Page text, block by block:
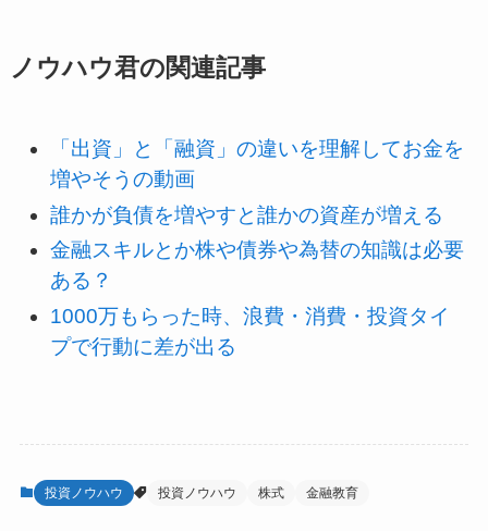
ノウハウ君の関連記事
「出資」と「融資」の違いを理解してお金を
増やそうの動画
誰かが負債を増やすと誰かの資産が増える
金融スキルとか株や債券や為替の知識は必要
ある？
1000万もらった時、浪費・消費・投資タイ
プで行動に差が出る
投資ノウハウ 投資ノウハウ 株式 金融教育